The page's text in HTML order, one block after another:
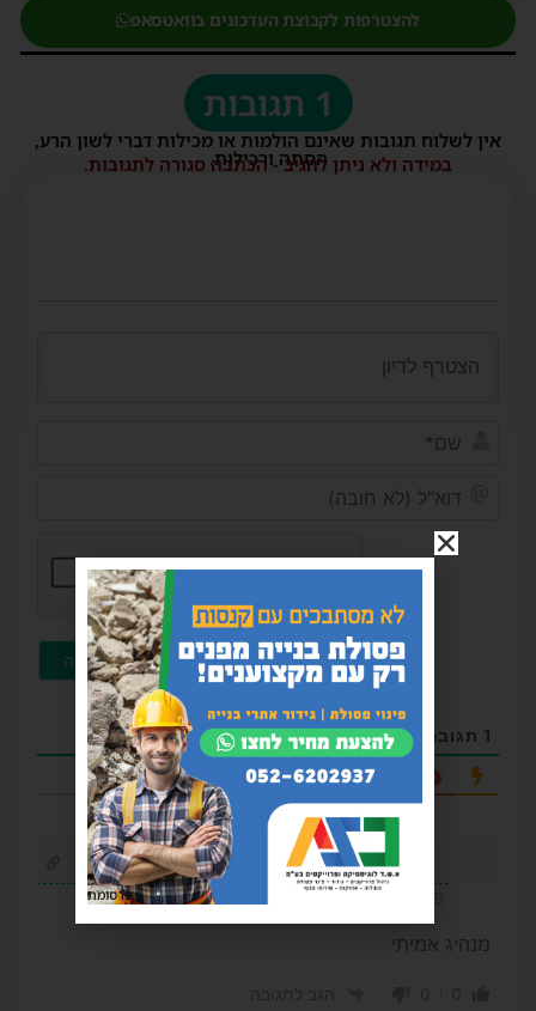
להצטרפות לקבוצת העדכונים בוואטסאפ
1 תגובות
אין לשלוח תגובות שאינם הולמות או מכילות דברי לשון הרע,
הסתה ורכילות.
במידה ולא ניתן להגיב - הכתבה סגורה לתגובות.
תגובה
החדשות ביותר
מנהיג אמיתי
פרסומת